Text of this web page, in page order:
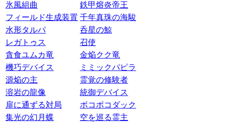
氷風組曲
鉄甲熔炎帝王
フィールド生成装置 千年真珠の海駿
水形タルパ
呑星の鯨
レガトゥス
召使
貪食ユムカ竜
金焔クク竜
機巧デバイス
ミミックパピラ
源焔の主
霊覚の修験者
溶岩の龍像
統御デバイス
扉に通ずる対局
ボコボコダック
集光の幻月蝶
空を巡る霊主